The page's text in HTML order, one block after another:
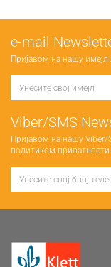
е-mail
Пријавом на нашу имејл
Viber/SMS
Пријавом на нашу Viber/
политиком приватности